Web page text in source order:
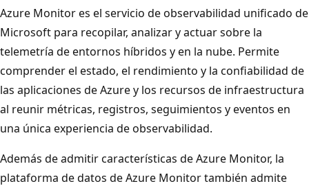
Azure Monitor es el servicio de observabilidad unificado de
Microsoft para recopilar, analizar y actuar sobre la
telemetría de entornos híbridos y en la nube. Permite
comprender el estado, el rendimiento y la confiabilidad de
las aplicaciones de Azure y los recursos de infraestructura
al reunir métricas, registros, seguimientos y eventos en
una única experiencia de observabilidad.
Además de admitir características de Azure Monitor, la
plataforma de datos de Azure Monitor también admite